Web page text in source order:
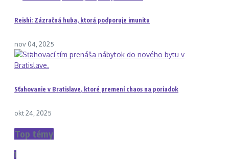
Reishi: Zázračná huba, ktorá podporuje imunitu
nov 04, 2025
Sťahovanie v Bratislave, ktoré premení chaos na poriadok
okt 24, 2025
Top témy
1